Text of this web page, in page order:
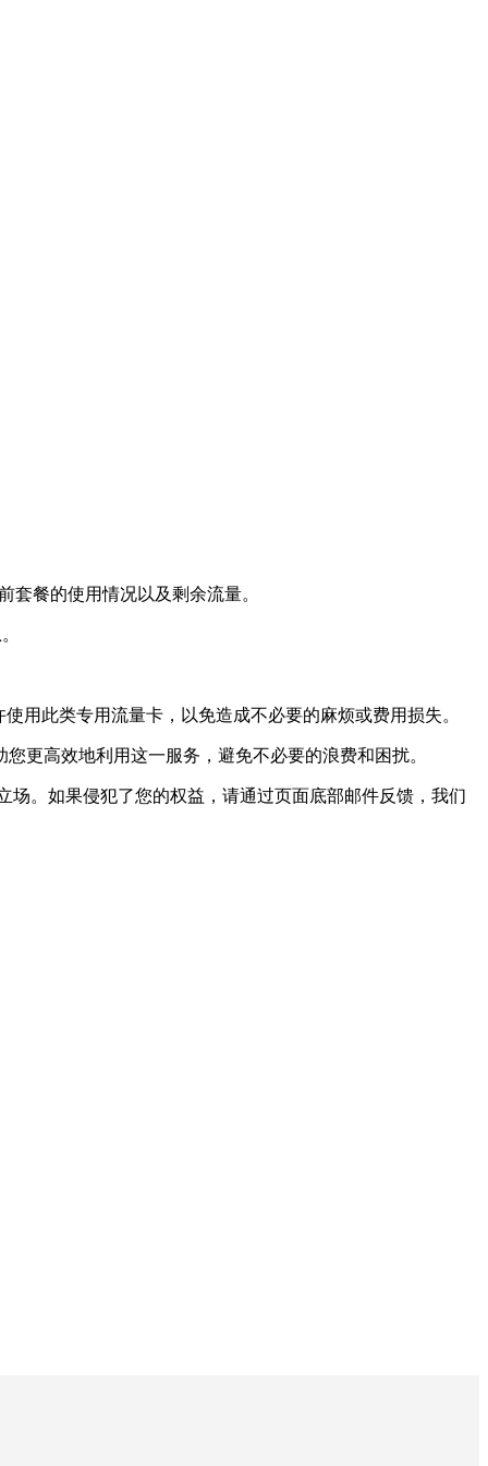
套餐的使用情况以及剩余流量。
用此类专用流量卡，以免造成不必要的麻烦或费用损失。
更高效地利用这一服务，避免不必要的浪费和困扰。
。如果侵犯了您的权益，请通过页面底部邮件反馈，我们